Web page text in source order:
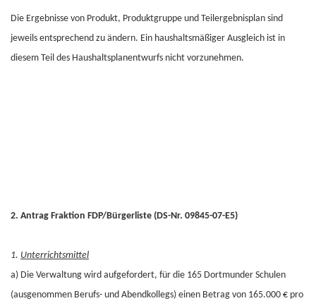
Die Ergebnisse von Produkt, Produktgruppe und Teilergebnisplan sind
jeweils entsprechend zu ändern. Ein haushaltsmäßiger Ausgleich ist in
diesem Teil des Haushaltsplanentwurfs nicht vorzunehmen.
2. Antrag Fraktion FDP/Bürgerliste (DS-Nr. 09845-07-E5)
1. Unterrichtsmittel
a) Die Verwaltung wird aufgefordert, für die 165 Dortmunder Schulen
(ausgenommen Berufs- und Abendkollegs) einen Betrag von 165.000 € pro